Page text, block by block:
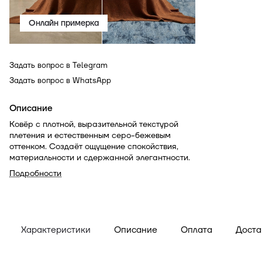
Онлайн примерка
Задать вопрос в Telegram
Задать вопрос в WhatsApp
Описание
Ковёр с плотной, выразительной текстурой
плетения и естественным серо-бежевым
оттенком. Создаёт ощущение спокойствия,
материальности и сдержанной элегантности.
Подробности
Характеристики Описание Оплата